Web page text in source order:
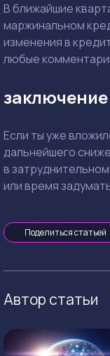
В ближайшие
маржинальном
изменения в
любые
Если ты уже
дальнейшего
в
или время
Поделиться статьей
Автор статьи